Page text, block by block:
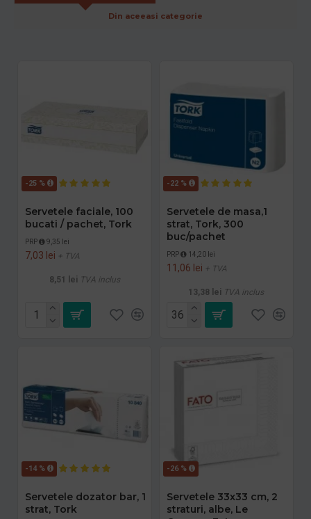
Din aceeasi categorie
-25 %
Servetele faciale, 100
bucati / pachet, Tork
PRP 9,35 lei
7,03 lei + TVA
8,51 lei TVA inclus
-22 %
Servetele de masa,1
strat, Tork, 300
buc/pachet
PRP 14,20 lei
11,06 lei + TVA
13,38 lei TVA inclus
-14 %
Servetele dozator bar, 1
strat, Tork
-26 %
Servetele 33x33 cm, 2
straturi, albe, Le